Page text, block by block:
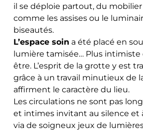
il se déploie partout, du
comme les assises ou le
biseautés.
L’espace soin a été placé en
lumière tamisée… Plus intimiste
être. L’esprit de la grotte y est
grâce à un travail minutieux de
affirment le caractère du lieu.
Les circulations ne sont pas
et intimes invitant au silence et
via de soigneux jeux de